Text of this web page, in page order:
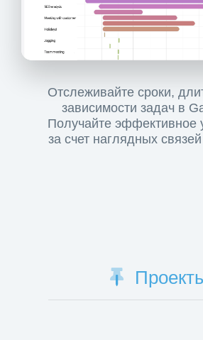
Отслеживайте сроки,
зависимости задач в
Получайте эффективное
за счет наглядных